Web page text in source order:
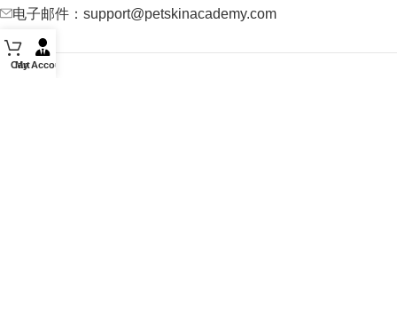
电子邮件：support@petskinacademy.com
Cart
My Account